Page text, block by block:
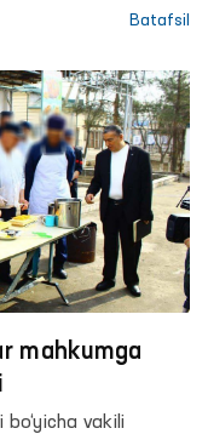
amalgaBatafsil
mahkumga
vakili